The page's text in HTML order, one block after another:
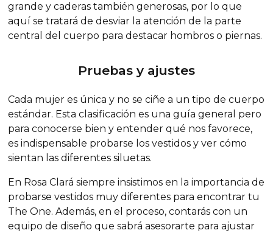
grande y caderas también generosas, por lo que
aquí se tratará de desviar la atención de la parte
central del cuerpo para destacar hombros o piernas.
Pruebas y ajustes
Cada mujer es única y no se ciñe a un tipo de cuerpo
estándar. Esta clasificación es una guía general pero
para conocerse bien y entender qué nos favorece,
es indispensable probarse los vestidos y ver cómo
sientan las diferentes siluetas.
En Rosa Clará siempre insistimos en la importancia de
probarse vestidos muy diferentes para encontrar tu
The One. Además, en el proceso, contarás con un
equipo de diseño que sabrá asesorarte para ajustar